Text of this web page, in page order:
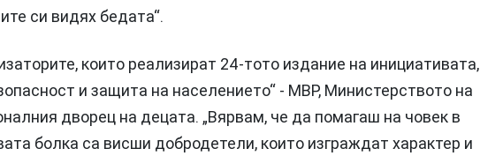
си видях бедата“.
които реализират 24-тото издание на инициативата,
и защита на населението“ - МВР, Министерството на
дворец на децата. „Вярвам, че да помагаш на човек в
болка са висши добродетели, които изграждат характер и